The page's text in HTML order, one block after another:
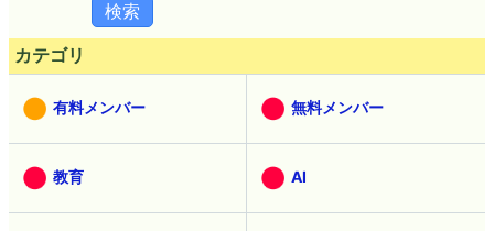
カテゴリ
有料メンバー 無料メンバー
教育 AI